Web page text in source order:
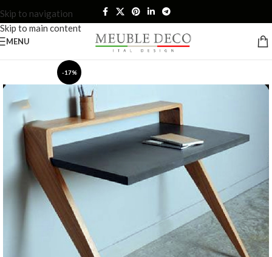
Skip to navigation
Skip to main content
MENU
-17%